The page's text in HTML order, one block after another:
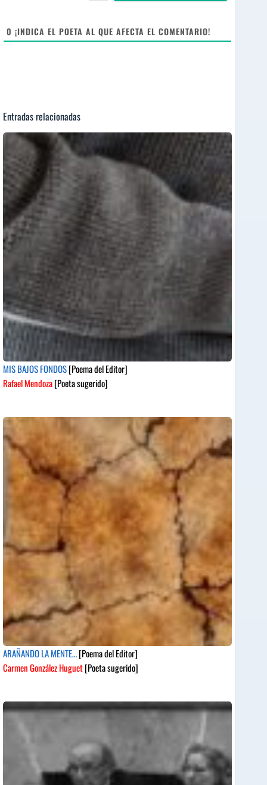
0 ¡INDICA EL POETA AL QUE AFECTA EL COMENTARIO!
Entradas relacionadas
MIS BAJOS FONDOS[Poema del Editor]
Rafael Mendoza[Poeta sugerido]
ARAÑANDO LA MENTE…[Poema del Editor]
Carmen González Huguet[Poeta sugerido]